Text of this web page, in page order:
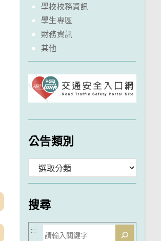
學校校務資訊
學生專區
財務資訊
其他
公告類別
類
搜尋
搜
:::